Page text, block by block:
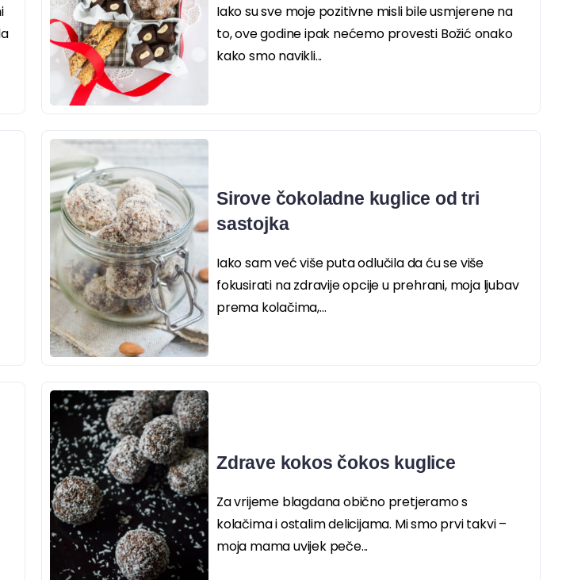
Iako su sve moje pozitivne misli bile usmjerene na
to, ove godine ipak nećemo provesti Božić onako
kako smo navikli...
Sirove čokoladne kuglice od tri
sastojka
Iako sam već više puta odlučila da ću se više
fokusirati na zdravije opcije u prehrani, moja ljubav
prema kolačima,...
Zdrave kokos čokos kuglice
Za vrijeme blagdana obično pretjeramo s
kolačima i ostalim delicijama. Mi smo prvi takvi –
moja mama uvijek peče...